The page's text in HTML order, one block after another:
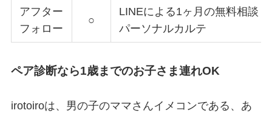
アフター
フォロー
○
LINEによる1ヶ月の無料相談
パーソナルカルテ
ペア診断なら1歳までのお子さま連れOK
irotoiroは、男の子のママさんイメコンである、あ